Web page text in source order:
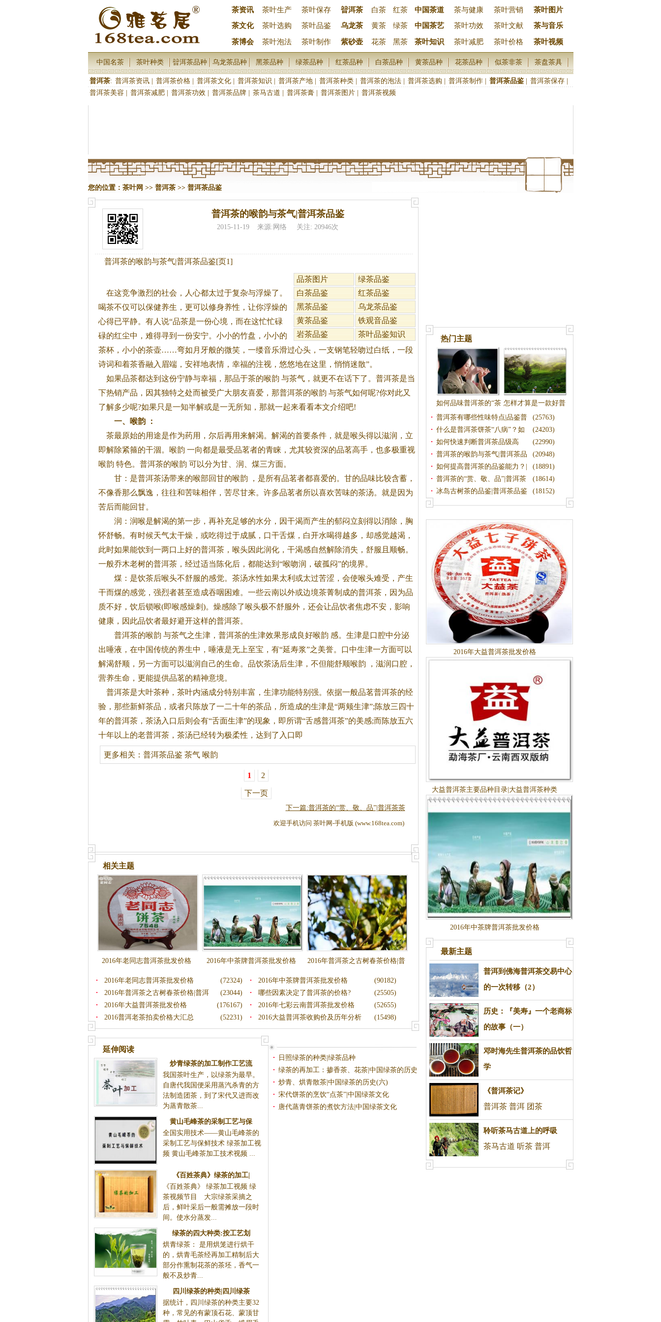
茶资讯 茶叶生产 茶叶保存 暜洱茶 白茶 红茶 中国茶道 茶与健康 茶叶营销
茶叶图片
茶文化
茶叶选购 茶叶品鉴 乌龙茶 黄茶 绿茶 中国茶艺 茶叶功效 茶叶文献 茶与音乐
茶博会 茶叶泡法 茶叶制作 紫砂壶 花茶 黑茶 茶叶知识 茶叶减肥 茶叶价格 茶叶视频
中国名茶 茶叶种类 暜洱茶品种 乌龙茶品种 黑茶品种 绿茶品种 红茶品种 白茶品种 黄茶品种 花茶品种 似茶非茶 茶盘茶具
普洱茶: 普洱茶资讯| 普洱茶价格| 普洱茶文化| 普洱茶知识 普洱茶产地| 普洱茶种类| 普洱茶的泡法| 普洱茶选购 普洱茶制作| 普洱茶品鉴| 普洱茶保存|
普洱茶美容
普洱茶减肥| 普洱茶功效 普洱茶品牌| 茶马古道 普洱茶膏| 普洱茶图片| 普洱茶视频
您的位置： 茶叶网 >> 普洱茶>> 普洱茶品鉴
普洱茶的喉韵与茶气|普洱茶品鉴
2015-11-19 来源:网络 关注: 20946次
品茶图片
绿茶品鉴
白茶品鉴
红茶品鉴
黑茶品鉴
乌龙茶品鉴
黄茶品鉴
铁观音品鉴
岩茶品鉴
茶叶品鉴知识
普洱茶的喉韵与茶气|普洱茶品鉴[页1]
在这竞争激烈的社会，人心都太过于复杂与浮燥了。
喝茶不仅可以保健养生，更可以修身养性，让你浮燥的
心得已平静。有人说“品茶是一份心境，而在这忙忙碌
碌的红尘中，难得寻到一份安宁。小小的竹盘，小小的
茶杯，小小的茶壶……弯如月牙般的微笑，一缕音乐滑过心头，一支钢笔轻吻过白纸，一段
诗词和着茶香融入眉端，安祥地表情，幸福的注视，悠悠地在这里，悄悄迷散”。
如果品茶都达到这份宁静与幸福，那品于茶的喉韵 与茶气，就更不在话下了。普洱茶是当
下热销产品，因其独特之处而被受广大朋友喜爱，那普洱茶的喉韵 与茶气如何呢?你对此又
了解多少呢?如果只是一知半解或是一无所知，那就一起来看看本文介绍吧!
一、 喉韵：
茶最原始的用途是作为药用，尔后再用来解渴。解渴的首要条件，就是喉头得以滋润，立
即解除紧箍的干涸。 喉韵 一向都是最受品茗者的青睐，尤其较资深的品茗高手，也多极重视
喉韵 特色。普洱茶的喉韵 可以分为甘、润、煤三方面。
甘：是普洱茶汤带来的喉部回甘的喉韵 ，是所有品茗者都喜爱的。甘的品味比较含蓄，
不像香那么飘逸，往往和苦味相伴，苦尽甘来。许多品茗者所以喜欢苦味的茶汤。就是因为
苦后而能回甘。
润：润喉是解渴的第一步，再补充足够的水分，因干渴而产生的郁闷立刻得以消除，胸
怀舒畅。有时候天气太干燥，或吃得过于成腻，口干舌煤，白开水喝得越多，却感觉越渴，
此时如果能饮到一两口上好的普洱茶，喉头因此润化，干渴感自然解除消失，舒服且顺畅。
一般乔木老树的普洱茶，经过适当陈化后，都能达到“喉吻润，破孤闷”的境界。
煤：是饮茶后喉头不舒服的感觉。 茶汤水性如果太利或太过苦涩，会使喉头难受，产生
干而煤的感觉，强烈者甚至造成吞咽困难。一些云南以外或边境茶菁制成的普洱茶，因为品
质不好，饮后锁喉(即喉感燥刺)。燥感除了喉头极不舒服外，还会让品饮者焦虑不安，影响
健康，因此品饮者最好避开这样的普洱茶。
普洱茶的喉韵 与茶气之生津，普洱茶的生津效果形成良好喉韵 感。生津是口腔中分泌
出唾液，在中国传统的养生中，唾液是无上至宝，有“延寿浆”之美誉。口中生津一方面可以
解渴舒顺，另一方面可以滋润自己的生命。品饮茶汤后生津，不但能舒顺喉韵 ，滋润口腔，
营养生命，更能提供品茗的精神意境。
普洱茶是大叶茶种， 茶叶内涵成分特别丰富，生津功能特别强。依据一般品茗普洱茶的经
验，那些新鲜茶品，或者只陈放了一二十年的茶品，所造成的生津是“两颊生津”;陈放三四十
年的普洱茶， 茶汤入口后则会有“舌面生津”的现象，即所谓“舌感普洱茶”的美感;而陈放五六
十年以上的老普洱茶， 茶汤已经转为极柔性，达到了入口即
更多相关： 普洱茶品鉴 茶气 喉韵
1
2
下一页
下一篇:普洱茶的“赏、敬、品”|普洱茶茶
欢迎手机访问 茶叶网-手机版 (www.168tea.com)
相关主题
2016年老同志普洱茶批发价格 2016年中茶牌普洱茶批发价格
2016年普洱茶之古树春茶价格|普
洱茶价格
(72324)
2016年老同志普洱茶批发价格 (90182)
2016年中茶牌普洱茶批发价格
(23044)
2016年普洱茶之古树春茶价格|普洱 (25505)
哪些因素决定了普洱茶的价格?
(176167)
2016年大益普洱茶批发价格 (52655)
2016年七彩云南普洱茶批发价格
(52231)
2016普洱老茶拍卖价格大汇总 (15498)
2016大益普洱茶收购价及历年分析
延伸阅读
炒青绿茶的加工制作工艺流
我国茶叶生产，以绿茶为最早。
自唐代我国便采用蒸汽杀青的方
法制造团茶，到了宋代又进而改
为蒸青散茶...
黄山毛峰茶的采制工艺与保
全国实用技术——黄山毛峰茶的
采制工艺与保鲜技术 绿茶加工视
频 黄山毛峰茶加工技术视频 ...
《百姓茶典》绿茶的加工|
《百姓茶典》 绿茶加工视频 绿
茶视频节目 大宗绿茶采摘之
后，鲜叶采后一般需摊放一段时
间。使水分蒸发...
绿茶的四大种类:按工艺划
烘青绿茶： 是用烘笼进行烘干
的，烘青毛茶经再加工精制后大
部分作熏制花茶的茶坯，香气一
般不及炒青...
四川绿茶的种类|四川绿茶
据统计，四川绿茶的种类主要32
种，常见的有蒙顶石花、蒙顶甘
日照绿茶的种类|绿茶品种
绿茶的再加工：掺香茶、花茶|中国绿茶的历史(
炒青、烘青散茶|中国绿茶的历史(六)
宋代饼茶的烹饮“点茶”|中国绿茶文化
唐代蒸青饼茶的煮饮方法|中国绿茶文化
热门主题
如何品味普洱茶的“茶
香”|茶香品鉴
怎样才算是一款好普
洱茶？|普洱茶品鉴
(25763)
普洱茶有哪些性味特点|品鉴普
洱
(24203)
什么是普洱茶饼茶“八病”？如
何鉴
(22990)
如何快速判断普洱茶品级高
低？|品
(20948)
普洱茶的喉韵与茶气|普洱茶品
鉴
(18891)
如何提高普洱茶的品鉴能力？|
品鉴
(18614)
普洱茶的“赏、敬、品”|普洱茶
茶
(18152)
冰岛古树茶的品鉴|普洱茶品鉴
2016年大益普洱茶批发价格
大益普洱茶主要品种目录|大益普洱茶种类
2016年中茶牌普洱茶批发价格
最新主题
普洱到佛海普洱茶交易中心
的一次转移（2）
普洱茶 普洱
历史：『美寿』一个老商标
的故事（一）
云南茶叶 普洱 普洱茶
邓时海先生普洱茶的品饮哲
学
普洱茶 普洱 生普洱
《普洱茶记》
普洱茶 普洱 团茶
聆听茶马古道上的呼吸
茶马古道 听茶 普洱